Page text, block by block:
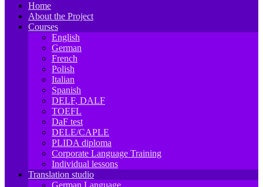
Home
About the Project
Courses
English
German
French
Polish
Italian
Spanish
DELF, DALF
TOEFL
DaF test
DELE/CAPLE
PLIDA diploma
Corporate Language Training
Individual lessons
Translation studio
German Language